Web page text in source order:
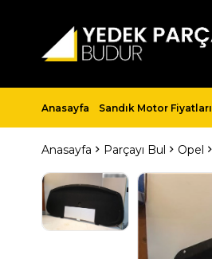
Anasayfa Sandık Motor Fiyatları
Anasayfa Parçayı Bul Opel